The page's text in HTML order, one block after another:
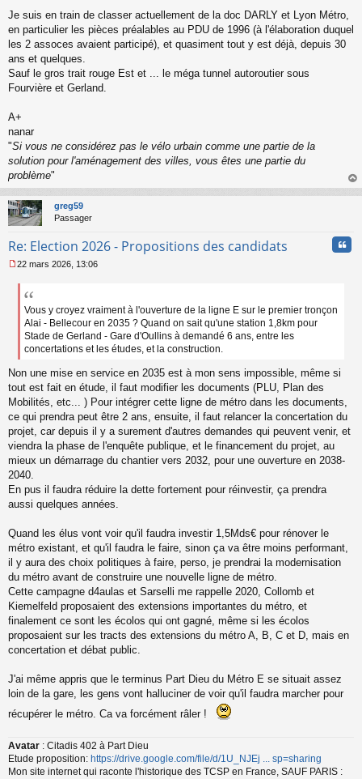
n
u
Je suis en train de classer actuellement de la doc DARLY et Lyon Métro,
en particulier les pièces préalables au PDU de 1996 (à l'élaboration duquel
les 2 assoces avaient participé), et quasiment tout y est déjà, depuis 30
ans et quelques.
Sauf le gros trait rouge Est et ... le méga tunnel autoroutier sous
Fourvière et Gerland.
A+
nanar
"Si vous ne considérez pas le vélo urbain comme une partie de la
solution pour l'aménagement des villes, vous êtes une partie du
problème"
au
greg59
Passager
Re: Election 2026 - Propositions des candidats
e
n
o
l
u
22 mars 2026, 13:06
Vous y croyez vraiment à l'ouverture de la ligne E sur le premier tronçon
Alai - Bellecour en 2035 ? Quand on sait qu'une station 1,8km pour
Stade de Gerland - Gare d'Oullins à demandé 6 ans, entre les
concertations et les études, et la construction.
Non une mise en service en 2035 est à mon sens impossible, même si
tout est fait en étude, il faut modifier les documents (PLU, Plan des
Mobilités, etc... ) Pour intégrer cette ligne de métro dans les documents,
ce qui prendra peut être 2 ans, ensuite, il faut relancer la concertation du
projet, car depuis il y a surement d'autres demandes qui peuvent venir, et
viendra la phase de l'enquête publique, et le financement du projet, au
mieux un démarrage du chantier vers 2032, pour une ouverture en 2038-
2040.
En pus il faudra réduire la dette fortement pour réinvestir, ça prendra
aussi quelques années.
Quand les élus vont voir qu'il faudra investir 1,5Mds€ pour rénover le
métro existant, et qu'il faudra le faire, sinon ça va être moins performant,
il y aura des choix politiques à faire, perso, je prendrai la modernisation
du métro avant de construire une nouvelle ligne de métro.
Cette campagne d4aulas et Sarselli me rappelle 2020, Collomb et
Kiemelfeld proposaient des extensions importantes du métro, et
finalement ce sont les écolos qui ont gagné, même si les écolos
proposaient sur les tracts des extensions du métro A, B, C et D, mais en
concertation et débat public.
J'ai même appris que le terminus Part Dieu du Métro E se situait assez
loin de la gare, les gens vont halluciner de voir qu'il faudra marcher pour
récupérer le métro. Ca va forcément râler !
Avatar : Citadis 402 à Part Dieu
Etude proposition: https://drive.google.com/file/d/1U_NJEj ... sp=sharing
Mon site internet qui raconte l'historique des TCSP en France, SAUF PARIS :